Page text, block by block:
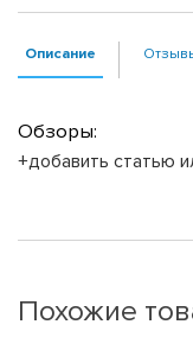
Описание
Обзоры:
+добавить статью
Похожие